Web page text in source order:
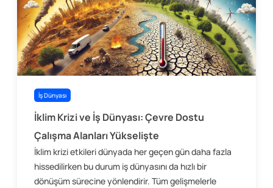
İş Dünyası
İklim Krizi ve İş Dünyası: Çevre Dostu
Çalışma Alanları Yükselişte
İklim krizi etkileri dünyada her geçen gün daha fazla
hissedilirken bu durum iş dünyasını da hızlı bir
dönüşüm sürecine yönlendirir. Tüm gelişmelerle